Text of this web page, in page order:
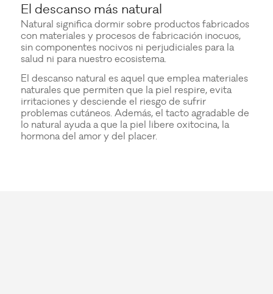
El descanso más natural
Natural significa dormir sobre productos fabricados
con materiales y procesos de fabricación inocuos,
sin componentes nocivos ni perjudiciales para la
salud ni para nuestro ecosistema.
El descanso natural es aquel que emplea materiales
naturales que permiten que la piel respire, evita
irritaciones y desciende el riesgo de sufrir
problemas cutáneos. Además, el tacto agradable de
lo natural ayuda a que la piel libere oxitocina, la
hormona del amor y del placer.